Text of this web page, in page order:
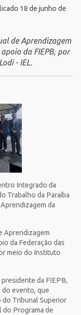
18 de junho de
de Aprendizagem
da FIEPB, por
- IEL.
Integrado da
Trabalho da Paraíba
da
Aprendizagem
da Federação das
meio do Instituto
da FIEPB,
do evento, que
do Tribunal Superior
do Programa de